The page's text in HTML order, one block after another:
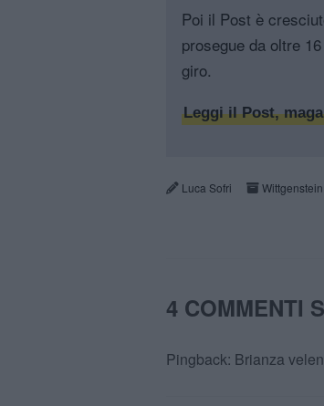
Poi il Post è
prosegue da oltre
giro.
Leggi il Post,
Luca Sofri Wittgenstein
4 COMMENTI
Pingback: Brianza